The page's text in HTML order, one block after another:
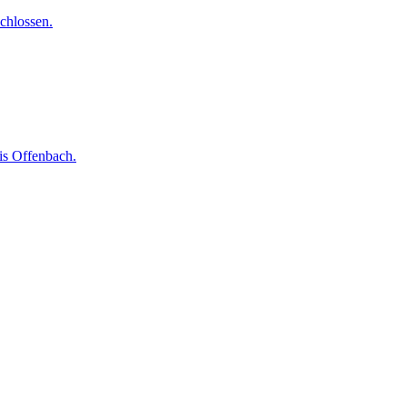
Offenbach.